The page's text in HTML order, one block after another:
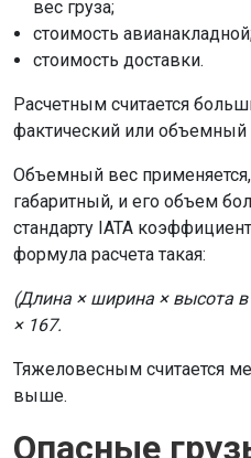
вес груза;
стоимость
стоимость доставки.
Расчетным считается
фактический или объемный
Объемный вес применяется,
габаритный, и его объем
стандарту IATA
формула расчета такая:
(Длина × ширина × высота
× 167.
Тяжеловесным считается
выше.
Опасные